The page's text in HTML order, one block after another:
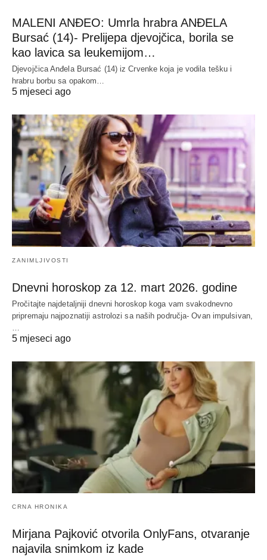
MALENI ANĐEO: Umrla hrabra ANĐELA
Bursać (14)- Prelijepa djevojčica, borila se
kao lavica sa leukemijom…
Djevojčica Anđela Bursać (14) iz Crvenke koja je vodila tešku i
hrabru borbu sa opakom…
5 mjeseci ago
ZANIMLJIVOSTI
Dnevni horoskop za 12. mart 2026. godine
Pročitajte najdetaljniji dnevni horoskop koga vam svakodnevno
pripremaju najpoznatiji astrolozi sa naših područja- Ovan impulsivan,
5 mjeseci ago
CRNA HRONIKA
Mirjana Pajković otvorila OnlyFans, otvaranje
najavila snimkom iz kade